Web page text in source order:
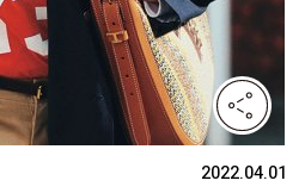
2022.04.01